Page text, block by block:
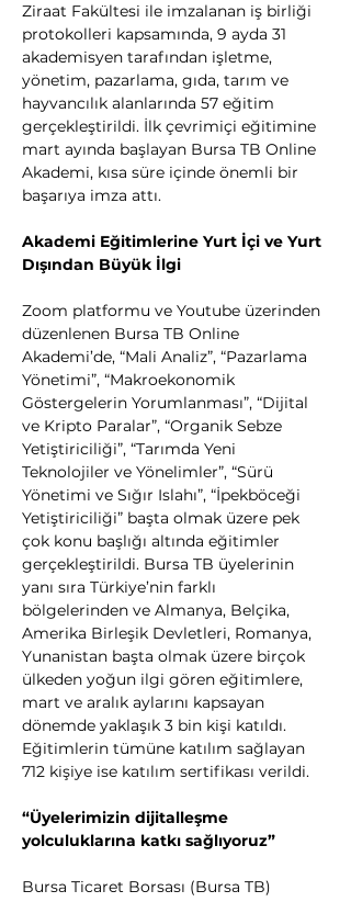
Ziraat Fakültesi ile imzalanan iş birliği
protokolleri kapsamında, 9 ayda 31
akademisyen tarafından işletme,
yönetim, pazarlama, gıda, tarım ve
hayvancılık alanlarında 57 eğitim
gerçekleştirildi. İlk çevrimiçi eğitimine
mart ayında başlayan Bursa TB Online
Akademi, kısa süre içinde önemli bir
başarıya imza attı.
Akademi Eğitimlerine Yurt İçi ve Yurt
Dışından Büyük İlgi
Zoom platformu ve Youtube üzerinden
düzenlenen Bursa TB Online
Akademi’de, “Mali Analiz”, “Pazarlama
Yönetimi”, “Makroekonomik
Göstergelerin Yorumlanması”, “Dijital
ve Kripto Paralar”, “Organik Sebze
Yetiştiriciliği”, “Tarımda Yeni
Teknolojiler ve Yönelimler”, “Sürü
Yönetimi ve Sığır Islahı”, “İpekböceği
Yetiştiriciliği” başta olmak üzere pek
çok konu başlığı altında eğitimler
gerçekleştirildi. Bursa TB üyelerinin
yanı sıra Türkiye’nin farklı
bölgelerinden ve Almanya, Belçika,
Amerika Birleşik Devletleri, Romanya,
Yunanistan başta olmak üzere birçok
ülkeden yoğun ilgi gören eğitimlere,
mart ve aralık aylarını kapsayan
dönemde yaklaşık 3 bin kişi katıldı.
Eğitimlerin tümüne katılım sağlayan
712 kişiye ise katılım sertifikası verildi.
“Üyelerimizin dijitalleşme
yolculuklarına katkı sağlıyoruz”
Bursa Ticaret Borsası (Bursa TB)